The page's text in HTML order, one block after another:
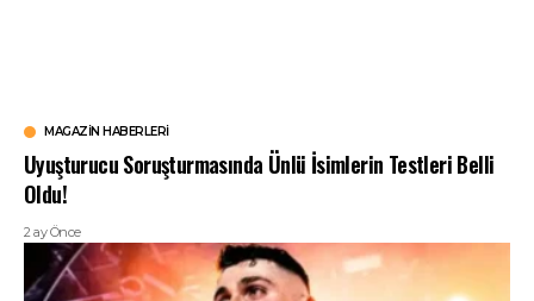
MAGAZIN HABERLERI
Uyuşturucu Soruşturmasında Ünlü İsimlerin Testleri Belli
Oldu!
2 ay Önce